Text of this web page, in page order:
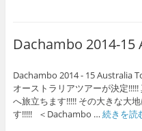
Dachambo 2014-15
Dachambo 2014 - 15 Australia
オーストラリアツアーが決定
へ旅立ちます!!!!! その大きな大
す!!!!! ＜Dachambo … 続きを読